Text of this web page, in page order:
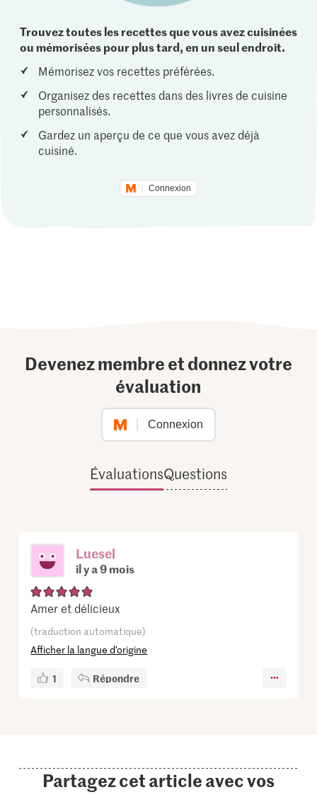
Trouvez toutes les recettes que vous avez cuisinées
ou mémorisées pour plus tard, en un seul endroit.
Mémorisez vos recettes préférées.
Organisez des recettes dans des livres de cuisine
personnalisés.
Gardez un aperçu de ce que vous avez déjà
cuisiné.
Connexion
Devenez membre et donnez votre
évaluation
Connexion
ÉvaluationsQuestions
Luesel
il y a 9 mois
Amer et délicieux
(traduction automatique)
Afficher la langue d’origine
1 Répondre
Partagez cet article avec vos